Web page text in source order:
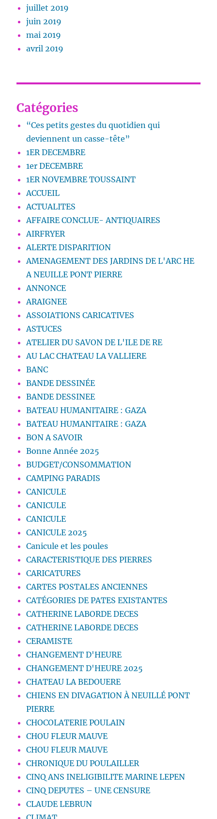
juillet 2019
juin 2019
mai 2019
avril 2019
Catégories
“Ces petits gestes du quotidien qui
deviennent un casse-tête”
1ER DECEMBRE
1er DECEMBRE
1ER NOVEMBRE TOUSSAINT
ACCUEIL
ACTUALITES
AFFAIRE CONCLUE- ANTIQUAIRES
AIRFRYER
ALERTE DISPARITION
AMENAGEMENT DES JARDINS DE L'ARC HE
A NEUILLE PONT PIERRE
ANNONCE
ARAIGNEE
ASSOIATIONS CARICATIVES
ASTUCES
ATELIER DU SAVON DE L'ILE DE RE
AU LAC CHATEAU LA VALLIERE
BANC
BANDE DESSINÉE
BANDE DESSINEE
BATEAU HUMANITAIRE : GAZA
BATEAU HUMANITAIRE : GAZA
BON A SAVOIR
Bonne Année 2025
BUDGET/CONSOMMATION
CAMPING PARADIS
CANICULE
CANICULE
CANICULE
CANICULE 2025
Canicule et les poules
CARACTERISTIQUE DES PIERRES
CARICATURES
CARTES POSTALES ANCIENNES
CATÉGORIES DE PATES EXISTANTES
CATHERINE LABORDE DECES
CATHERINE LABORDE DECES
CERAMISTE
CHANGEMENT D'HEURE
CHANGEMENT D'HEURE 2025
CHATEAU LA BEDOUERE
CHIENS EN DIVAGATION À NEUILLÉ PONT
PIERRE
CHOCOLATERIE POULAIN
CHOU FLEUR MAUVE
CHOU FLEUR MAUVE
CHRONIQUE DU POULAILLER
CINQ ANS INELIGIBILITE MARINE LEPEN
CINQ DEPUTES – UNE CENSURE
CLAUDE LEBRUN